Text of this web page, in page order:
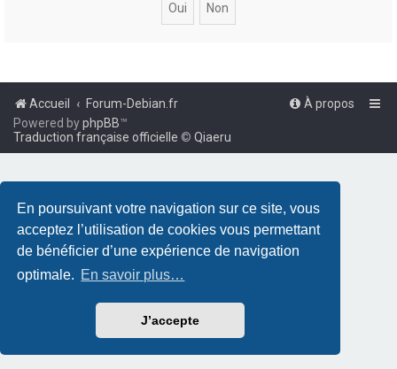
En poursuivant votre navigation sur ce site, vous
acceptez l’utilisation de cookies vous permettant
de bénéficier d’une expérience de navigation
optimale. En savoir plus…
J’accepte
Accueil Forum-Debian.fr
À propos
Powered byphpBB™
Traduction française officielle © Qiaeru